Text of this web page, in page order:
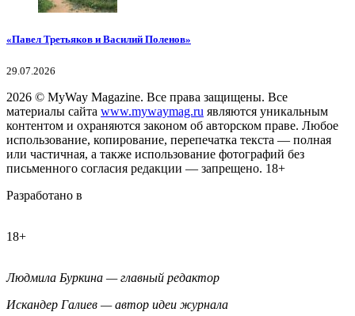
«Павел Третьяков и Василий Поленов»
29.07.2026
2026 © MyWay Magazine. Все права защищены. Все
материалы сайта www.mywaymag.ru являются уникальным
контентом и охраняются законом об авторском праве. Любое
использование, копирование, перепечатка текста — полная
или частичная, а также использование фотографий без
письменного согласия редакции — запрещено. 18+
Разработано в
18+
Людмила Буркина — главный редактор
Искандер Галиев — автор идеи журнала